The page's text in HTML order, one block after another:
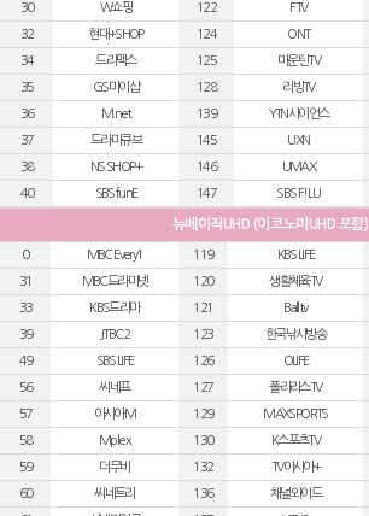
30
W쇼핑
32
현대+SHOP
34
드라맥스
35
GS마이샵
36
M.net
37
드라마큐브
38
NS SHOP+
40
SBS funE
122
FTV
124
ONT
125
마운틴TV
128
리빙TV
139
YTN사이언스
145
UXN
146
UMAX
147
SBS F!L U
뉴베이직UHD (이코노미UHD 포함)
0
MBC Every1
31
MBC드라마넷
33
KBS드라마
39
JTBC2
49
SBS LIFE
56
씨네프
57
아시아M
58
Mplex
59
더무비
60
씨네트리
119
KBS LIFE
120
생활체육TV
121
Ball tv
123
한국낚시방송
126
OLIFE
127
폴라리스TV
129
MAXSPORTS
130
K스포츠TV
132
TV아시아+
136
채널와이드